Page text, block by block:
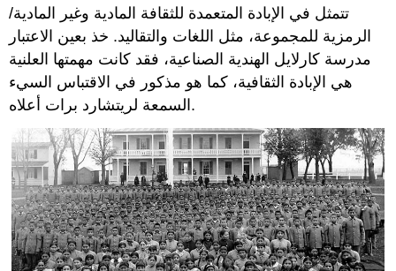
تتمثل في الإبادة المتعمدة للثقافة المادية وغير المادية/
الرمزية للمجموعة، مثل اللغات والتقاليد. خذ بعين الاعتبار
مدرسة كارلايل الهندية الصناعية، فقد كانت مهمتها العلنية
هي الإبادة الثقافية، كما هو مذكور في الاقتباس السيء
السمعة لريتشارد برات أعلاه.